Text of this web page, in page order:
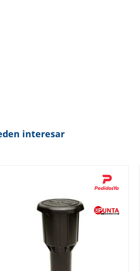
interesar